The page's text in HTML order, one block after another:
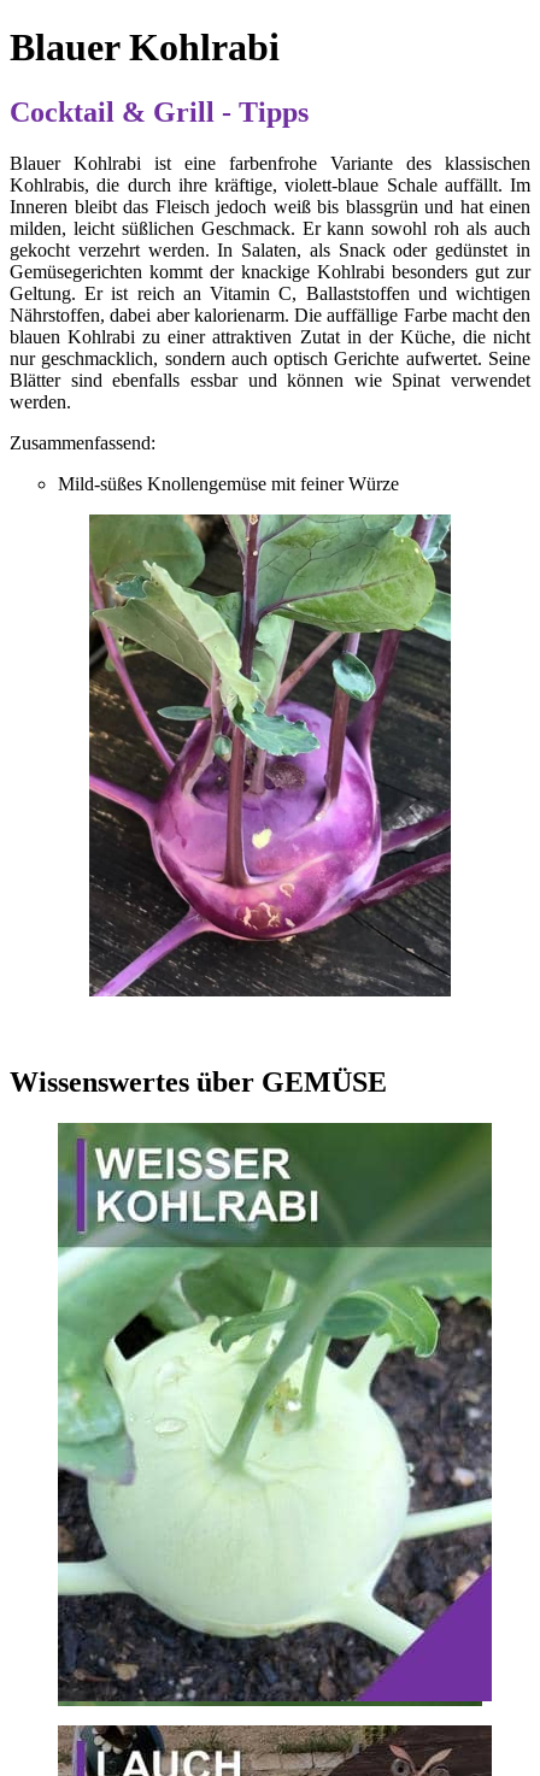
Blauer Kohlrabi
Cocktail & Grill - Tipps
Blauer Kohlrabi ist eine farbenfrohe Variante des klassischen
Kohlrabis, die durch ihre kräftige, violett-blaue Schale auffällt. Im
Inneren bleibt das Fleisch jedoch weiß bis blassgrün und hat einen
milden, leicht süßlichen Geschmack. Er kann sowohl roh als auch
gekocht verzehrt werden. In Salaten, als Snack oder gedünstet in
Gemüsegerichten kommt der knackige Kohlrabi besonders gut zur
Geltung. Er ist reich an Vitamin C, Ballaststoffen und wichtigen
Nährstoffen, dabei aber kalorienarm. Die auffällige Farbe macht den
blauen Kohlrabi zu einer attraktiven Zutat in der Küche, die nicht
nur geschmacklich, sondern auch optisch Gerichte aufwertet. Seine
Blätter sind ebenfalls essbar und können wie Spinat verwendet
werden.
Zusammenfassend:
Mild-süßes Knollengemüse mit feiner Würze
Wissenswertes über GEMÜSE